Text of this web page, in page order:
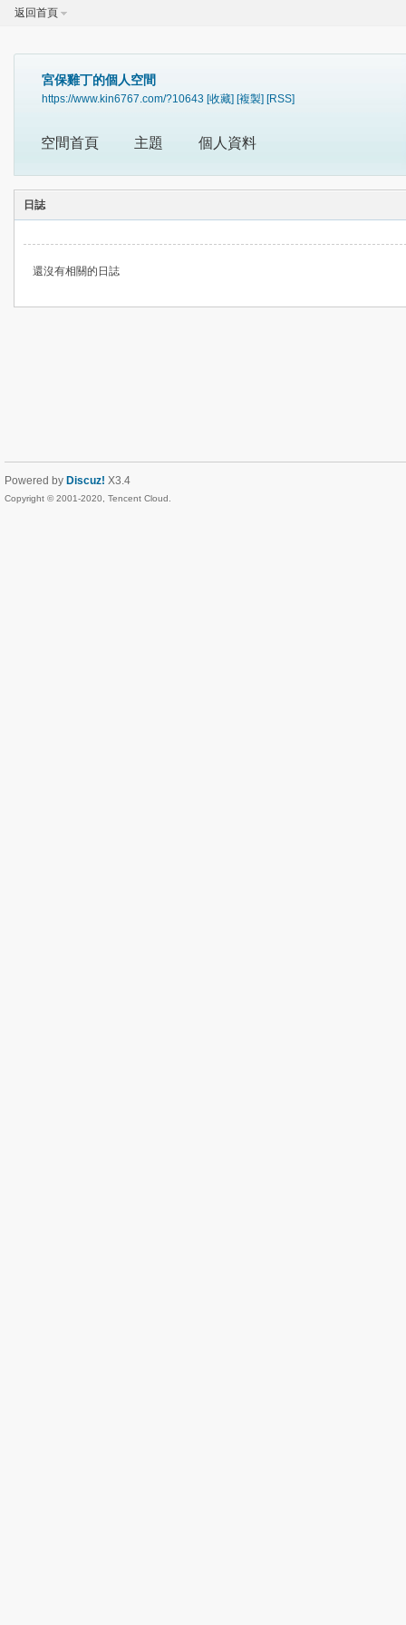
返回首頁
宮保雞丁的個人空間
https://www.kin6767.com/?10643 [收藏] [複製] [RSS]
空間首頁 主題 個人資料
日誌
還沒有相關的日誌
Powered by Discuz! X3.4
Copyright © 2001-2020, Tencent Cloud.